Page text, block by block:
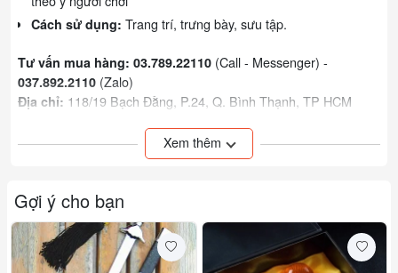
Cách sử dụng: Trang trí, trưng bày, sưu tập.
Tư vấn mua hàng: 03.789.22110 (Call - Messenger) -
037.892.2110 (Zalo)
Địa chỉ: 118/19 Bạch Đằng, P.24, Q. Bình Thạnh, TP HCM
Youtube: http://goo.gl/CKffuo
http://fb.me/otakulshop
Đơn vị tính:
Xem thêm
Gợi ý cho bạn